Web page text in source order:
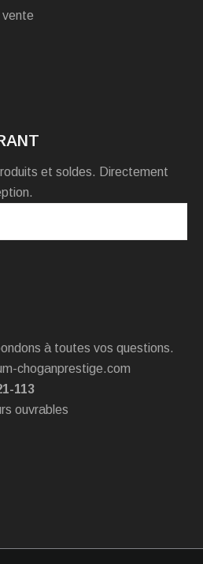
vente
et soldes. Directement
à toutes vos questions.
choganprestige.com
113
ouvrables